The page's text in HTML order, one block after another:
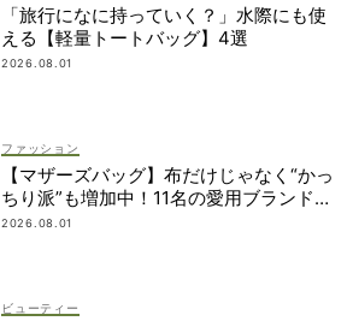
「旅行になに持っていく？」水際にも使
える【軽量トートバッグ】4選
2026.08.01
ファッション
【マザーズバッグ】布だけじゃなく“かっ
ちり派”も増加中！11名の愛用ブランド
は？
2026.08.01
ビューティー